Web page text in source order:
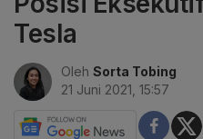
Tesla
Oleh Sorta Tobing
21 Juni 2021, 15:57